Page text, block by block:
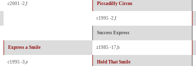
c2001 -2,f Piccadilly Circus
c1995 -2,f
Success Express
Express a Smile z1985 -17,b
c1995 -3,e Hold That Smile